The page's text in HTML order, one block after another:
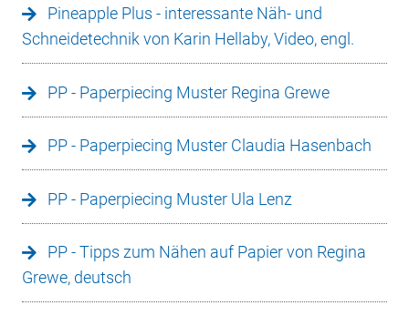
Pineapple Plus - interessante Näh- und
Schneidetechnik von Karin Hellaby, Video, engl.
PP - Paperpiecing Muster Regina Grewe
PP - Paperpiecing Muster Claudia Hasenbach
PP - Paperpiecing Muster Ula Lenz
PP - Tipps zum Nähen auf Papier von Regina
Grewe, deutsch